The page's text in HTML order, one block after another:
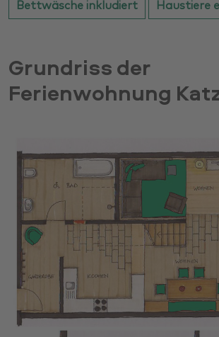
Bettwäsche inkludiert Haustiere
Grundriss der
Ferienwohnung